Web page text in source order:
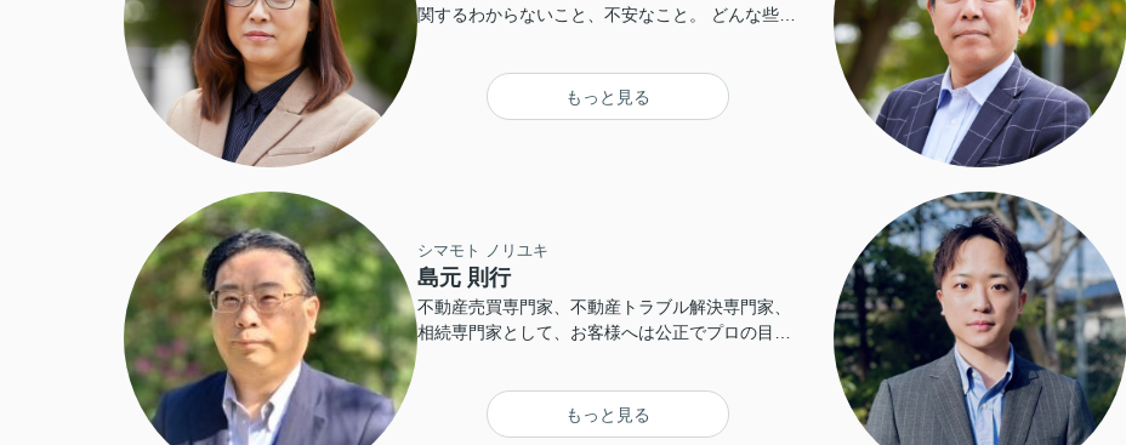
関するわからないこと、不安なこと。 どんな些細
もっと見る
シマモト ノリユキ
島元 則行
不動産売買専門家、不動産トラブル解決専門家、
相続専門家として、お客様へは公正でプロの目線
ビゲーターとして、福岡市東区・糟屋郡のお客様
に幸せをもらたす不動産売買取引、不動産トラブ
もっと見る